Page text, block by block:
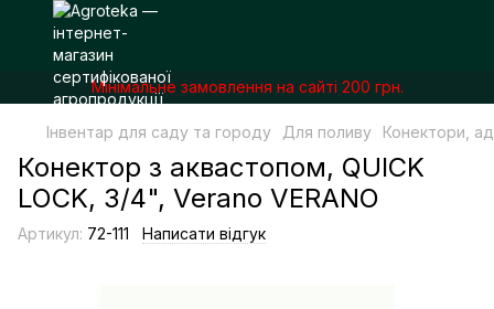
Мінімальне замовлення на сайті 200 грн.
Інвентар для саду та городу Для поливу Конектори,
Конектор з аквастопом, QUICK
LOCK, 3/4", Verano VERANO
Артикул: 72-111 Написати відгук